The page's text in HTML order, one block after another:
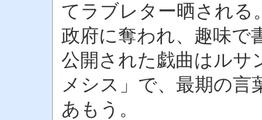
てラブレター晒される
政府に奪われ、趣味で
公開された戯曲はルサ
メシス」で、最期の言
あもう。